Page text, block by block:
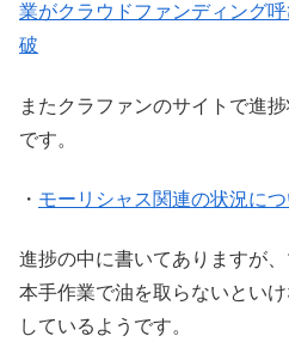
業がクラウドファンディング
破
またクラファンのサイトで進
です。
・ モーリシャス関連の状況に
進捗の中に書いてありますが
本手作業で油を取らないとい
しているようです。